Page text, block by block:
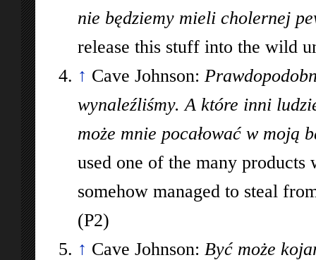
nie będziemy mieli cholernej
release this stuff into the wild
↑ Cave Johnson:
wynaleźliśmy. A które inni
może mnie pocałować w moją
used one of the many
somehow managed to steal
(P2)
↑ Cave Johnson: Być może